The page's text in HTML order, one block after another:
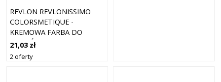
REVLON REVLONISSIMO
COLORSMETIQUE -
KREMOWA FARBA DO
WŁOSÓW, 60ML 7,45 |
ŚREDNI MIEDZIANY
MAHONIOWY BLOND
21,03 zł
2 oferty